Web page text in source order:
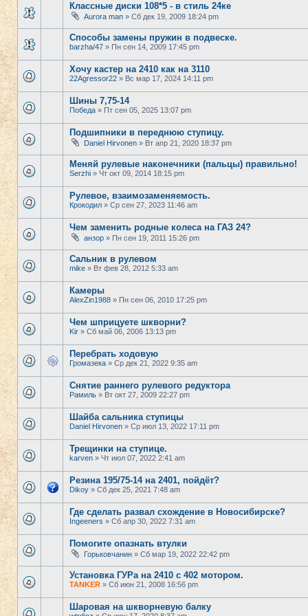
Классные диски 108*5 - в стиль 24ке
Aurora man » Сб дек 19, 2009 18:24 pm
Способы замены пружин в подвеске.
barzha/47 » Пн сен 14, 2009 17:45 pm
Хочу кастер на 2410 как на 3110
22Agressor22 » Вс мар 17, 2024 14:11 pm
Шины 7,75-14
Победа » Пт сен 05, 2025 13:07 pm
Подшипники в переднюю ступицу.
Daniel Hirvonen » Вт апр 21, 2020 18:37 pm
Меняй рулевые наконечники (пальцы) правильно!
Serzhi » Чт окт 09, 2014 18:15 pm
Рулевое, взаимозаменяемость.
Крокодил » Ср сен 27, 2023 11:46 am
Чем заменить родные колеса на ГАЗ 24?
анзор » Пн сен 19, 2011 15:26 pm
Сальник в рулевом
mike » Вт фев 28, 2012 5:33 am
Камеры
AlexZin1988 » Пн сен 06, 2010 17:25 pm
Чем шприцуете шкворни?
Kir » Сб май 06, 2006 13:13 pm
Перебрать ходовую
Громазека » Ср дек 21, 2022 9:35 am
Снятие раннего рулевого редуктора
Рамиль » Вт окт 27, 2009 22:27 pm
Шайба сальника ступицы
Daniel Hirvonen » Ср июл 13, 2022 17:11 pm
Трещинки на ступице.
karven » Чт июл 07, 2022 2:41 am
Резина 195/75-14 на 2401, пойдёт?
Dikoy » Сб дек 25, 2021 7:48 am
Где сделать развал схождение в Новосибирске?
Ingeeners » Сб апр 30, 2022 7:31 am
Помогите опазнать втулки
Горьковчанин » Сб мар 19, 2022 22:42 pm
Установка ГУРа на 2410 с 402 мотором.
TANKER » Сб июн 21, 2008 16:56 pm
Шаровая на шкворневую балку